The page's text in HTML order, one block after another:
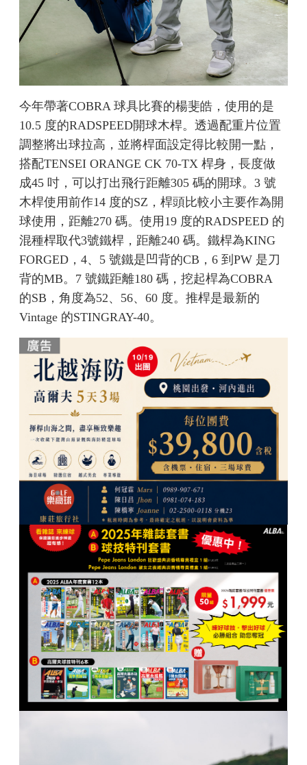
今年帶著COBRA 球具比賽的楊斐皓，使用的是
10.5 度的RADSPEED開球木桿。透過配重片位置
調整將出球拉高，並將桿面設定得比較開一點，
搭配TENSEI ORANGE CK 70-TX 桿身，長度做
成45 吋，可以打出飛行距離305 碼的開球。3 號
木桿使用前作14 度的SZ，桿頭比較小主要作為開
球使用，距離270 碼。使用19 度的RADSPEED 的
混種桿取代3號鐵桿，距離240 碼。鐵桿為KING
FORGED，4、5 號鐵是凹背的CB，6 到PW 是刀
背的MB。7 號鐵距離180 碼，挖起桿為COBRA
的SB，角度為52、56、60 度。推桿是最新的
Vintage 的STINGRAY-40。